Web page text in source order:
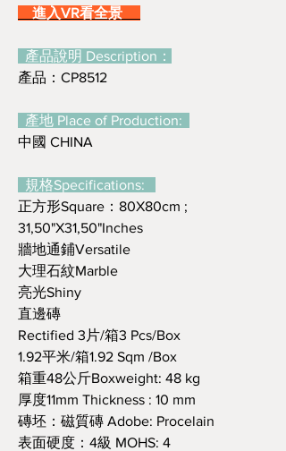
進入VR看全景
產品說明 Description：
產品：CP8512
產地 Place of Production:
中國 CHINA
規格Specifications:
正方形Square：80X80cm ;
31,50"X31,50"Inches
牆地通鋪Versatile
大理石紋Marble
亮光Shiny
直邊磚
Rectified 3片/箱3 Pcs/Box
1.92平米/箱1.92 Sqm /Box
箱重48公斤Boxweight: 48 kg
厚度11mm Thickness : 10 mm
磚坯：磁質磚 Adobe: Procelain
表面硬度：4級 MOHS: 4